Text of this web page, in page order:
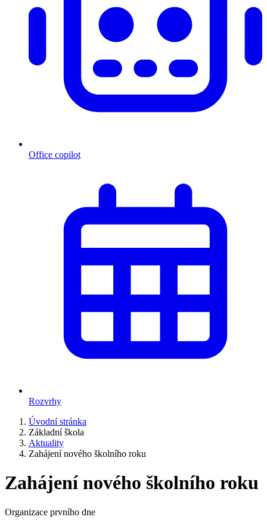
Office copilot
Rozvrhy
Úvodní stránka
Základní škola
Aktuality
Zahájení nového školního roku
Zahájení nového školního roku
Organizace prvního dne